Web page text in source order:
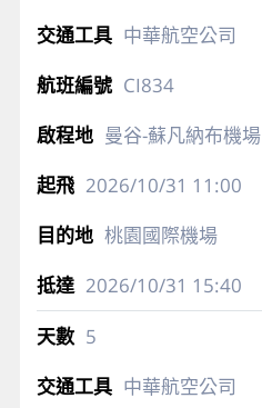
中華航空公司
CI834
曼谷-蘇凡納布機場
2026/10/31 11:00
桃園國際機場
2026/10/31 15:40
5
中華航空公司